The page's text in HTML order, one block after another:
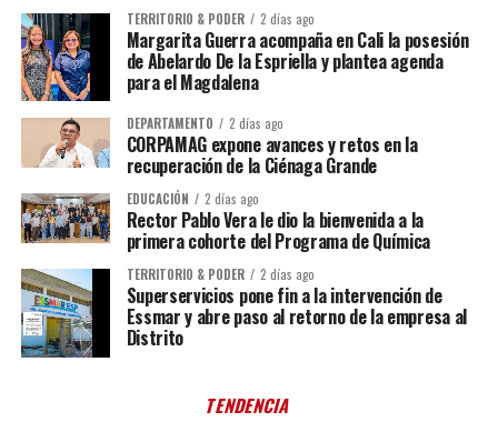
TERRITORIO & PODER 2 días ago
Margarita Guerra acompaña en Cali la posesión
de Abelardo De la Espriella y plantea agenda
para el Magdalena
DEPARTAMENTO 2 días ago
CORPAMAG expone avances y retos en la
recuperación de la Ciénaga Grande
EDUCACIÓN 2 días ago
Rector Pablo Vera le dio la bienvenida a la
primera cohorte del Programa de Química
TERRITORIO & PODER 2 días ago
Superservicios pone fin a la intervención de
Essmar y abre paso al retorno de la empresa al
Distrito
TENDENCIA